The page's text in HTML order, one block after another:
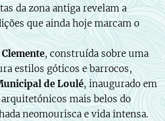
da zona antiga revelam a
que ainda hoje marcam o
, construída sobre uma
estilos góticos e barrocos,
de Loulé, inaugurado em
mais belos do
neomourisca e vida intensa.